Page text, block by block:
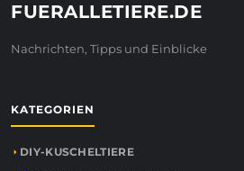
FUERALLETIERE.DE
Nachrichten, Tipps und Einblicke
KATEGORIEN
DIY-KUSCHELTIERE